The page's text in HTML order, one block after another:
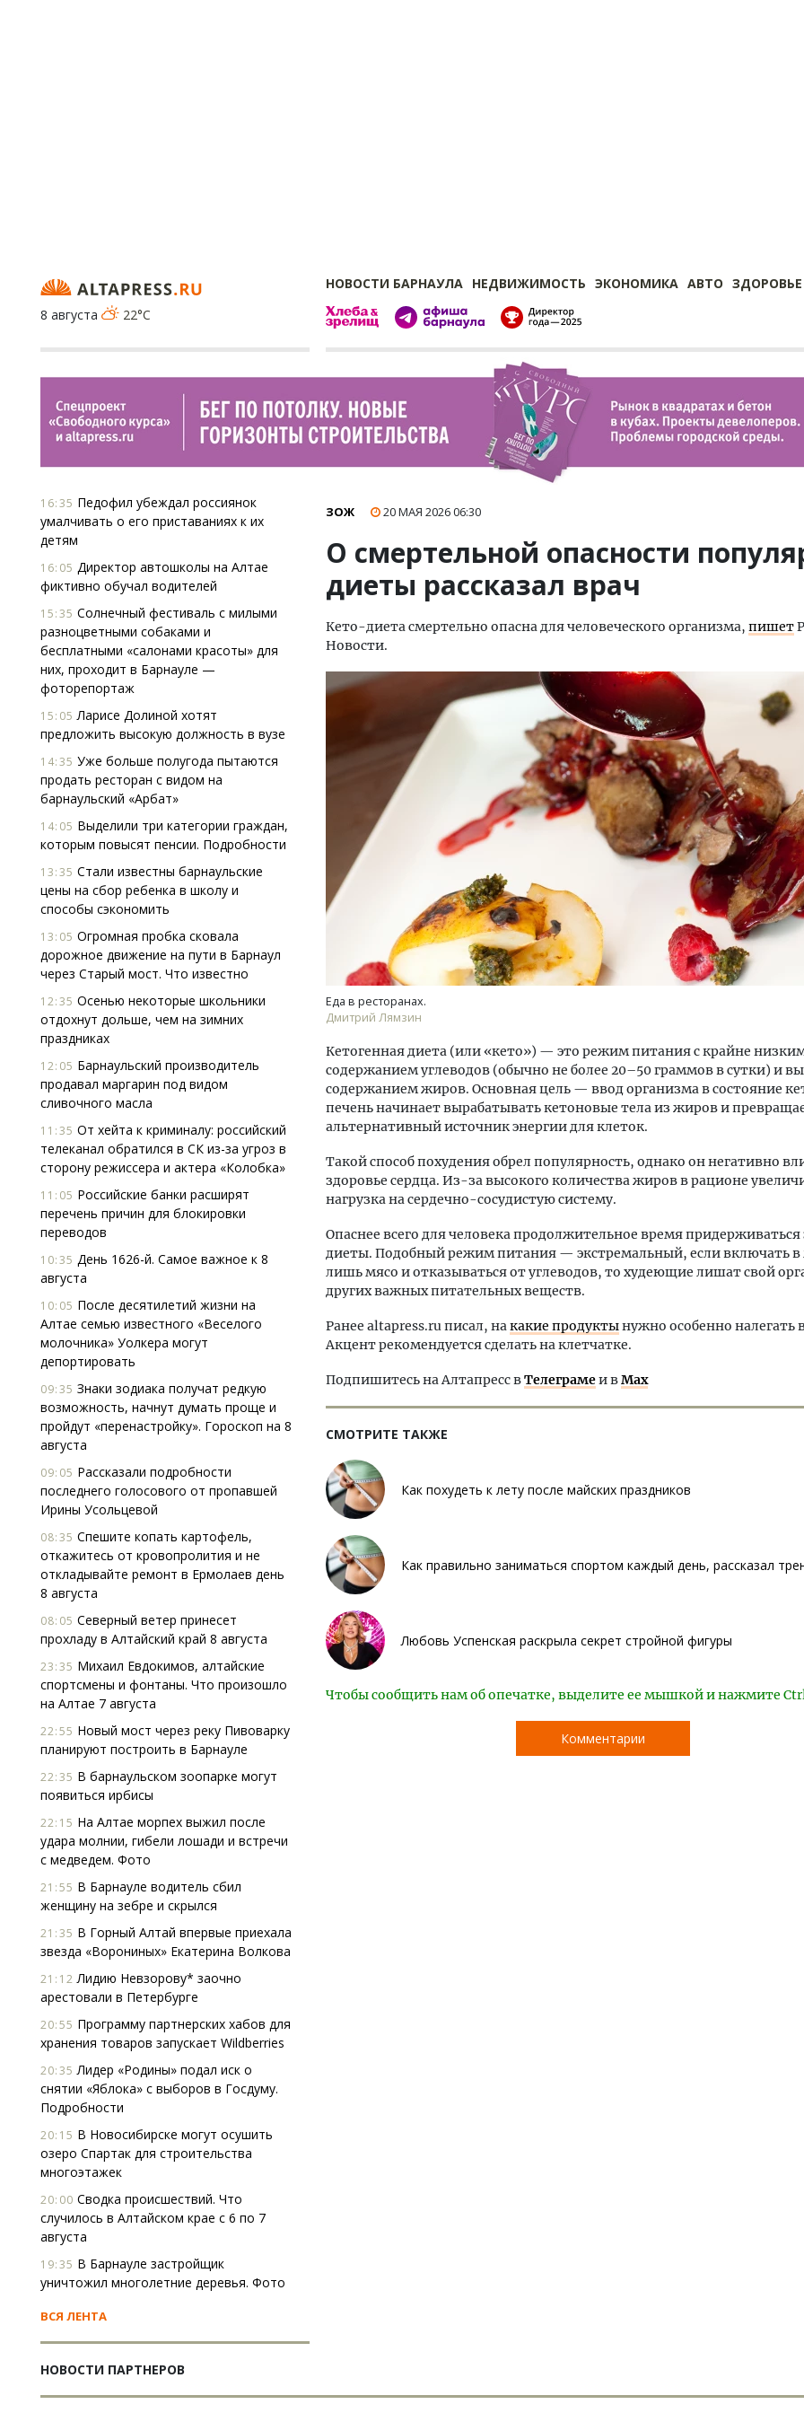
НОВОСТИ БАРНАУЛА НЕДВИЖИМОСТЬ ЭКОНОМИКА АВТО ЗДОРОВЬЕ
8 августа
22°C
16:35 Педофил убеждал россиянок
умалчивать о его приставаниях к их
детям
16:05 Директор автошколы на Алтае
фиктивно обучал водителей
15:35 Солнечный фестиваль с милыми
разноцветными собаками и
бесплатными «салонами красоты» для
них, проходит в Барнауле —
фоторепортаж
15:05 Ларисе Долиной хотят
предложить высокую должность в вузе
14:35 Уже больше полугода пытаются
продать ресторан с видом на
барнаульский «Арбат»
14:05 Выделили три категории граждан,
которым повысят пенсии. Подробности
13:35 Стали известны барнаульские
цены на сбор ребенка в школу и
способы сэкономить
13:05 Огромная пробка сковала
дорожное движение на пути в Барнаул
через Старый мост. Что известно
12:35 Осенью некоторые школьники
отдохнут дольше, чем на зимних
праздниках
12:05 Барнаульский производитель
продавал маргарин под видом
сливочного масла
11:35 От хейта к криминалу: российский
телеканал обратился в СК из-за угроз в
сторону режиссера и актера «Колобка»
11:05 Российские банки расширят
перечень причин для блокировки
переводов
10:35 День 1626-й. Самое важное к 8
августа
10:05 После десятилетий жизни на
Алтае семью известного «Веселого
молочника» Уолкера могут
депортировать
09:35 Знаки зодиака получат редкую
возможность, начнут думать проще и
пройдут «перенастройку». Гороскоп на 8
августа
09:05 Рассказали подробности
последнего голосового от пропавшей
Ирины Усольцевой
08:35 Спешите копать картофель,
откажитесь от кровопролития и не
откладывайте ремонт в Ермолаев день
8 августа
08:05 Северный ветер принесет
прохладу в Алтайский край 8 августа
23:35 Михаил Евдокимов, алтайские
спортсмены и фонтаны. Что произошло
на Алтае 7 августа
22:55 Новый мост через реку Пивоварку
планируют построить в Барнауле
22:35 В барнаульском зоопарке могут
появиться ирбисы
22:15 На Алтае морпех выжил после
удара молнии, гибели лошади и встречи
с медведем. Фото
21:55 В Барнауле водитель сбил
женщину на зебре и скрылся
21:35 В Горный Алтай впервые приехала
звезда «Ворониных» Екатерина Волкова
21:12 Лидию Невзорову* заочно
арестовали в Петербурге
20:55 Программу партнерских хабов для
хранения товаров запускает Wildberries
20:35 Лидер «Родины» подал иск о
снятии «Яблока» с выборов в Госдуму.
Подробности
20:15 В Новосибирске могут осушить
озеро Спартак для строительства
многоэтажек
20:00 Сводка происшествий. Что
случилось в Алтайском крае с 6 по 7
августа
19:35 В Барнауле застройщик
уничтожил многолетние деревья. Фото
ВСЯ ЛЕНТА
НОВОСТИ ПАРТНЕРОВ
ЗОЖ 20 МАЯ 202606:30
О смертельной опасности
диеты рассказал врач
Кето-диета смертельно опасна для человеческого организма, пишет
Новости.
Еда в ресторанах.
Дмитрий Лямзин
Кетогенная диета (или «кето») — это режим питания с крайне
содержанием углеводов (обычно не более 20–50 граммов в сутки) и
содержанием жиров. Основная цель — ввод организма в состояние
печень начинает вырабатывать кетоновые тела из жиров и
альтернативный источник энергии для клеток.
Такой способ похудения обрел популярность, однако он негативно
здоровье сердца. Из-за высокого количества жиров в рационе
нагрузка на сердечно-сосудистую систему.
Опаснее всего для человека продолжительное время придерживаться
диеты. Подобный режим питания — экстремальный, если включать
лишь мясо и отказываться от углеводов, то худеющие лишат свой
других важных питательных веществ.
Ранее altapress.ru писал, накакие продуктынужно особенно налегать
Акцент рекомендуется сделать на клетчатке.
Подпишитесь на Алтапресс вТелеграмеи вMax
СМОТРИТЕ ТАКЖЕ
Как похудеть к лету после майских праздников
Как правильно заниматься спортом каждый день, рассказал
Любовь Успенская раскрыла секрет стройной фигуры
Чтобы сообщить нам об опечатке, выделите ее мышкой и нажмите
Комментарии
Ищем новые берега. Гендиректор
«Жилищной инициативы» Юрий
оставаться на плаву, когда рынок
штормит
Смелость архитектурных идей.
Генеральный директор компании
трендах в фасадах и развитии рынка
Архитектурный код
земли. Мощение